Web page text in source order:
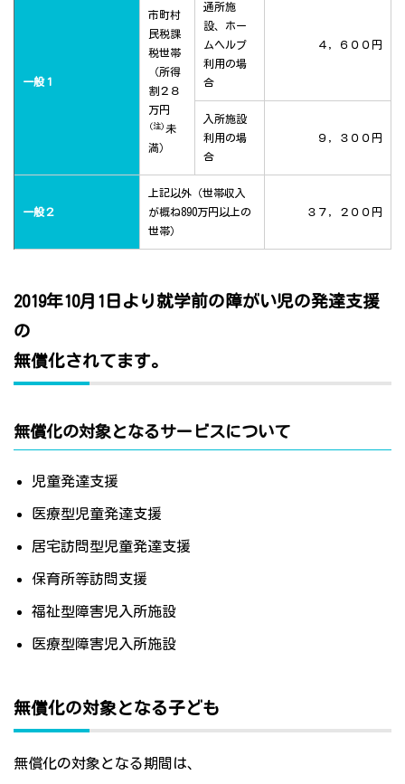
一般１
市町村
民税課
税世帯
（所得
割２８
万円
(注) 未
満）
通所施
設、ホー
ムヘルプ
利用の場
合
４，６００円
入所施設
利用の場
合
９，３００円
一般２
上記以外（世帯収入
が概ね890万円以上の
世帯）
３７，２００円
2019年10月1日より就学前の障がい児の発達支援
の
無償化されてます。
無償化の対象となるサービスについて
児童発達支援
医療型児童発達支援
居宅訪問型児童発達支援
保育所等訪問支援
福祉型障害児入所施設
医療型障害児入所施設
無償化の対象となる子ども
無償化の対象となる期間は、